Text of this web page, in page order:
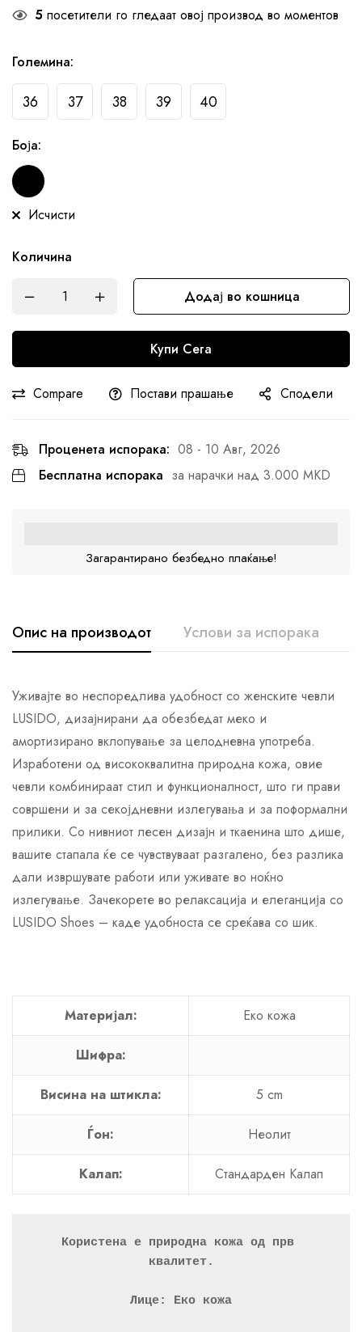
5 посетители го гледаат овој производ во моментов
Големина:
36 37 38 39 40
Боја:
Исчисти
Количина
Додај во кошница
Купи Сега
Compare Постави прашање Сподели
Проценета испорака: 08 - 10 Авг, 2026
Бесплатна испорака за нарачки над 3.000 MKD
Загарантирано безбедно плаќање!
Опис на производот Услови за испорака
Уживајте во неспоредлива удобност со женските чевли
LUSIDO, дизајнирани да обезбедат меко и
амортизирано вклопување за целодневна употреба.
Изработени од висококвалитна природна кожа, овие
чевли комбинираат стил и функционалност, што ги прави
совршени и за секојдневни излегувања и за поформални
прилики. Со нивниот лесен дизајн и ткаенина што дише,
вашите стапала ќе се чувствуваат разгалено, без разлика
дали извршувате работи или уживате во ноќно
излегување. Зачекорете во релаксација и елеганција со
LUSIDO Shoes – каде удобноста се среќава со шик.
Материјал: Еко кожа
Шифра:
Висина на штикла: 5 cm
Ѓон: Неолит
Калап: Стандарден Калап
Користена е природна кожа од прв
квалитет.
Лице: Еко кожа